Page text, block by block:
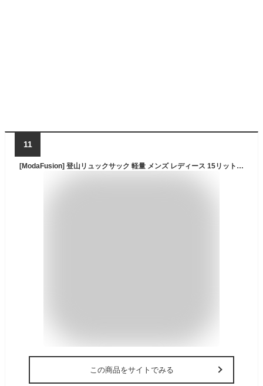
11
[ModaFusion] 登山リュックサック 軽量 メンズ レディース 15リットル 防水 耐久 トレッキング サイクリング 小型バックパック 防災リュック 旅行 通勤 アウトドア ハイキング用 スポーツ 人間工学 日帰り 多機能 男女兼用 (ブラック)
この商品をサイトでみる